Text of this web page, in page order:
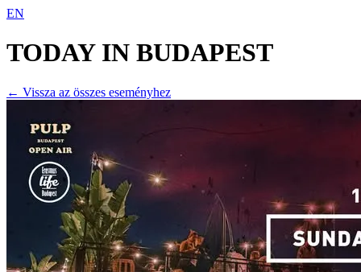
EN
TODAY IN BUDAPEST
← Vissza az összes eseményhez